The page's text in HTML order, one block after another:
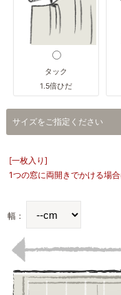
タック
1.5倍ひだ
サイズをご指定ください
[一枚入り]
1つの窓に両開きでかける場
幅：